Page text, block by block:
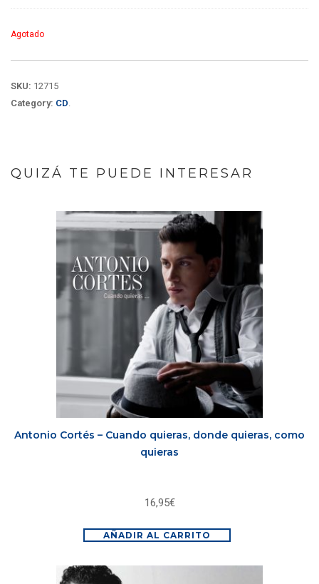
Agotado
SKU: 12715
Category: CD.
QUIZÁ TE PUEDE INTERESAR
Antonio Cortés – Cuando quieras, donde quieras, como
quieras
16,95€
AÑADIR AL CARRITO